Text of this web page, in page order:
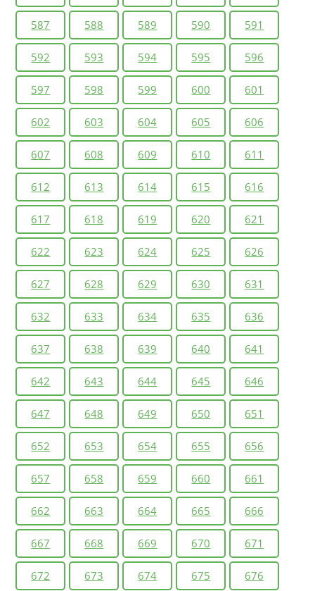
587 588 589 590 591
592 593 594 595 596
597 598 599 600 601
602 603 604 605 606
607 608 609 610 611
612 613 614 615 616
617 618 619 620 621
622 623 624 625 626
627 628 629 630 631
632 633 634 635 636
637 638 639 640 641
642 643 644 645 646
647 648 649 650 651
652 653 654 655 656
657 658 659 660 661
662 663 664 665 666
667 668 669 670 671
672 673 674 675 676